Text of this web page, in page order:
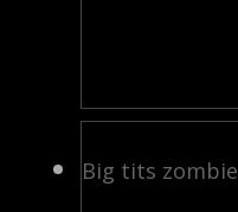
Big tits zombie